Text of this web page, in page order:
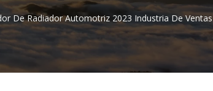
De Radiador Automotriz 2023 Industria De